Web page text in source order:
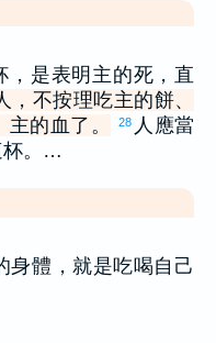
，是表明主的死，直
，不按理吃主的餅、
的血了。
28 人應當
杯。…
身體，就是吃喝自己